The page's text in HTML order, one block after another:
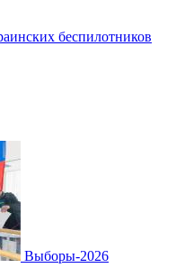
беспилотников
Выборы-2026